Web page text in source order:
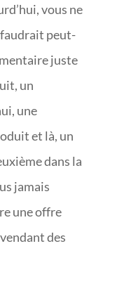
vous ne
peut-
juste
un
une
et là, un
dans la
jamais
une offre
des